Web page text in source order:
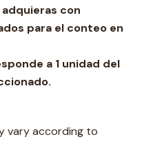
con
para el conteo en
a 1 unidad del
vary according to